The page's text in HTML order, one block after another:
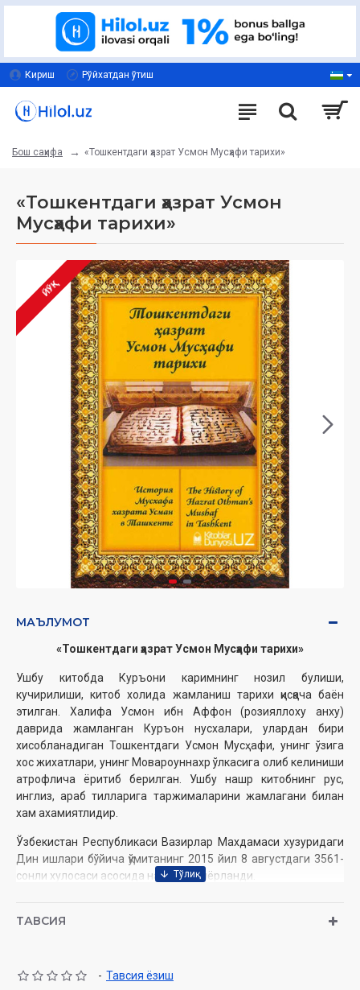
Кириш Рўйхатдан ўтиш
Бош саҳифа «Тошкентдаги ҳазрат Усмон Мусҳафи тарихи»
«Тошкентдаги ҳазрат Усмон
Мусҳафи тарихи»
ЙЎҚ
МАЪЛУМОТ
«Тошкентдаги ҳазрат Усмон Мусҳафи тарихи»
Ушбу китобда Куръони каримнинг нозил булиши,
кучирилиши, китоб холида жамланиш тарихи қисқача баён
этилган. Халифа Усмон ибн Аффон (розияллоху анху)
даврида жамланган Куръон нусхалари, улардан бири
хисобланадиган Тошкентдаги Усмон Мусҳафи, унинг ўзига
хос жихатлари, унинг Мовароуннахр ўлкасига олиб келиниши
атрофлича ёритиб берилган. Ушбу нашр китобнинг рус,
инглиз, араб тилларига таржималарини жамлагани билан
хам ахамиятлидир.
Ўзбекистан Республикаси Вазирлар Махдамаси хузуридаги
Дин ишлари бўйича қўмитанинг 2015 йил 8 августдаги 3561-
сонли хулосаси асосида нашрга тайёрланди.
Тузувчилар:
Сана: 2016 йил
ТАВСИЯ
- Тавсия ёзиш